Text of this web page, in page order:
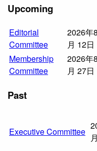
Upcoming
Editorial
Committee
2026年8
月 12日
Membership
Committee
2026年8
月 27日
Past
Executive Committee